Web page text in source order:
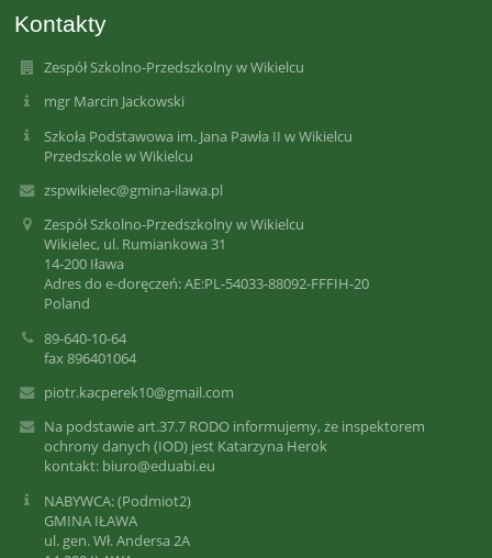
Kontakty
Zespół Szkolno-Przedszkolny w Wikielcu
mgr Marcin Jackowski
Szkoła Podstawowa im. Jana Pawła II w Wikielcu
Przedszkole w Wikielcu
zspwikielec@gmina-ilawa.pl
Zespół Szkolno-Przedszkolny w Wikielcu
Wikielec, ul. Rumiankowa 31
14-200 Iława
Adres do e-doręczeń: AE:PL-54033-88092-FFFIH-20
Poland
89-640-10-64
fax 896401064
piotr.kacperek10@gmail.com
Na podstawie art.37.7 RODO informujemy, że inspektorem
ochrony danych (IOD) jest Katarzyna Herok
kontakt: biuro@eduabi.eu
NABYWCA: (Podmiot2)
GMINA IŁAWA
ul. gen. Wł. Andersa 2A